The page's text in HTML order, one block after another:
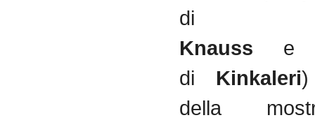
Knauss
e
di Kinkaleri
della